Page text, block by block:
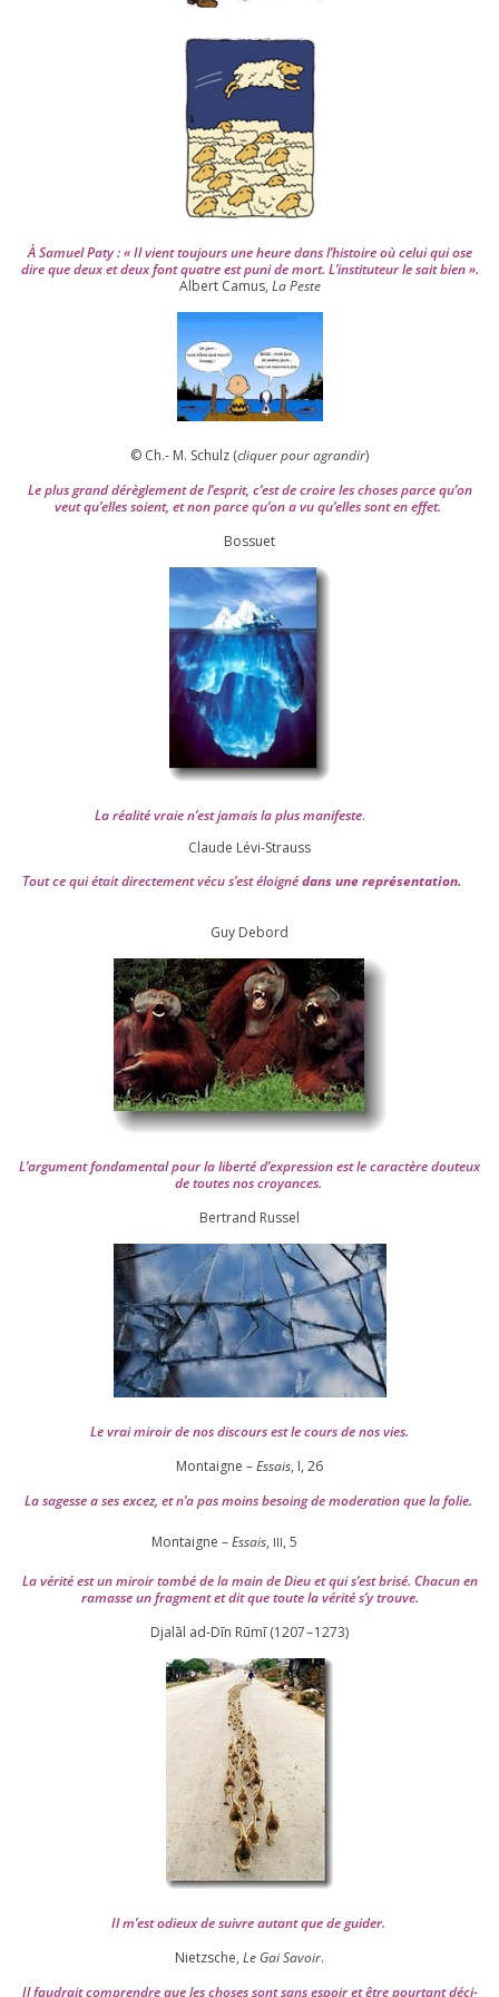
À Samuel Paty : « Il vient tou­jours une heure dans l’his­toire où celui qui ose
dire que deux et deux font quatre est puni de mort. L’instituteur le sait bien ».
Albert Camus, La Peste
© Ch.- M. Schulz (cli­quer pour agran­dir)
Le plus grand dérè­gle­ment de l’es­prit, c’est de croire les choses parce qu’on
veut qu’elles soient, et non parce qu’on a vu qu’elles sont en effet.
Bossuet
La réa­lité vraie n’est jamais la plus mani­feste.
Claude Lévi-Strauss
Tout ce qui était direc­te­ment vécu s’est éloi­gnédans une repré­sen­ta­tion.
Guy Debord
L’argument fon­da­men­tal pour la liber­té d’expression est le carac­tère dou­teux
de toutes nos croyances.
Ber­trand Russel
Le vrai miroir de nos dis­cours est le cours de nos vies.
Montaigne –Essais, I, 26
La sagesse a ses excez, et n’a pas moins besoing de mode­ra­tion que la folie.
Montaigne –Essais, III, 5
La véri­té est un miroir tom­bé de la main de Dieu et qui s’est bri­sé. Chacun en
ramasse un frag­ment et dit que toute la véri­té s’y trouve.
Djalāl ad-Dīn Rūmī (1207–1273)
Il m’est odieux de suivre autant que de gui­der.
Nietzsche, Le Gai Savoir.
Il fau­drait com­prendre que les choses sont sans espoir et être pour­tant déci­